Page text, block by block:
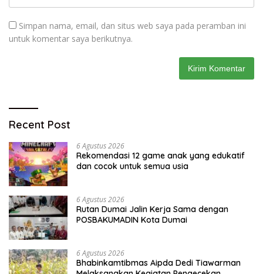
Simpan nama, email, dan situs web saya pada peramban ini
untuk komentar saya berikutnya.
Recent Post
6 Agustus 2026
Rekomendasi 12 game anak yang edukatif
dan cocok untuk semua usia
6 Agustus 2026
Rutan Dumai Jalin Kerja Sama dengan
POSBAKUMADIN Kota Dumai
6 Agustus 2026
Bhabinkamtibmas Aipda Dedi Tiawarman